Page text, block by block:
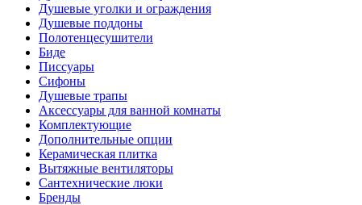
Душевые уголки и ограждения
Душевые поддоны
Полотенцесушители
Биде
Писсуары
Сифоны
Душевые трапы
Аксессуары для ванной комнаты
Комплектующие
Дополнительные опции
Керамическая плитка
Вытяжные вентиляторы
Сантехнические люки
Бренды